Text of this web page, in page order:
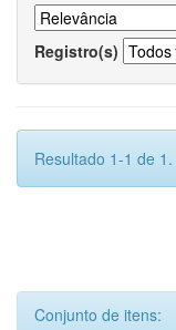
Registro(s)
Resultado 1-1 de 1.
Conjunto de itens: